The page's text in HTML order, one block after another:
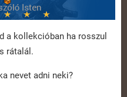
a kollekcióban ha rosszul
rátalál.
nevet adni neki?